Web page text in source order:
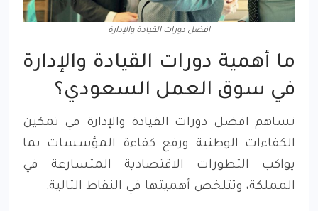
افضل دورات القيادة والإدارة
ما أهمية دورات القيادة والإدارة
في سوق العمل السعودي؟
تساهم افضل دورات القيادة والإدارة في تمكين
الكفاءات الوطنية ورفع كفاءة المؤسسات بما
يواكب التطورات الاقتصادية المتسارعة في
المملكة، وتتلخص أهميتها في النقاط التالية: